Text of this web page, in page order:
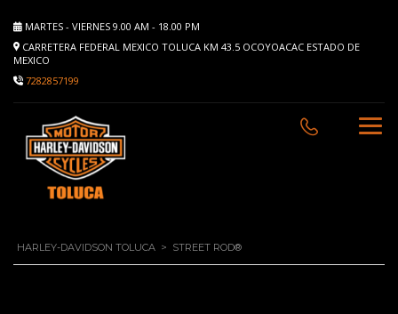
MARTES - VIERNES 9.00 AM - 18.00 PM
CARRETERA FEDERAL MEXICO TOLUCA KM 43.5 OCOYOACAC ESTADO DE
MEXICO
7282857199
HARLEY-DAVIDSON TOLUCA > STREET ROD®